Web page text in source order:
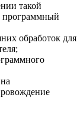
такой
программный
обработок для